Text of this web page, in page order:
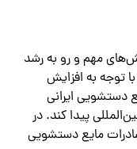
مهم و رو به رشد
توجه به افزایش
دستشویی ایرانی
پیدا کند. در
مایع دستشویی